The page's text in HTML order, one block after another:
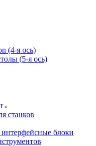
(4-я ось)
(5-я ось)
станков
блоки